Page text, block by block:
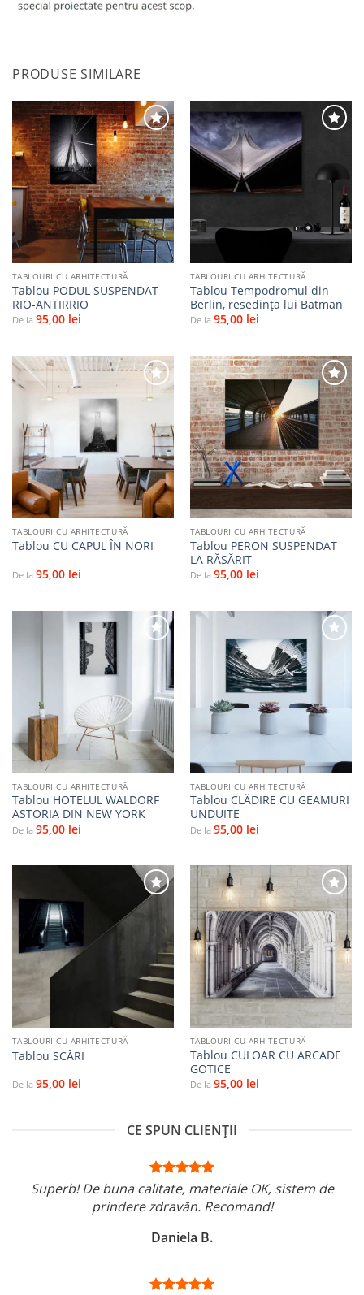
PRODUSE SIMILARE
Adaugă
la
favorite
TABLOURI CU ARHITECTURĂ
Tablou PODUL SUSPENDAT
RIO-ANTIRRIO
De la 95,00 lei
Adaugă
la
favorite
TABLOURI CU ARHITECTURĂ
Tablou Tempodromul din
Berlin, resedința lui Batman
De la 95,00 lei
Adaugă
la
favorite
TABLOURI CU ARHITECTURĂ
Tablou CU CAPUL ÎN NORI
De la 95,00 lei
Adaugă
la
favorite
TABLOURI CU ARHITECTURĂ
Tablou PERON SUSPENDAT
LA RĂSĂRIT
De la 95,00 lei
favorite
TABLOURI CU ARHITECTURĂ
Tablou HOTELUL WALDORF
ASTORIA DIN NEW YORK
De la 95,00 lei
favorite
TABLOURI CU ARHITECTURĂ
Tablou CLĂDIRE CU GEAMURI
UNDUITE
De la 95,00 lei
Adaugă
favorite
TABLOURI CU ARHITECTURĂ
Tablou SCĂRI
De la 95,00 lei
Adaugă
la
favorite
TABLOURI CU ARHITECTURĂ
Tablou CULOAR CU ARCADE
GOTICE
De la 95,00 lei
CE SPUN CLIENȚII
Superb! De buna calitate, materiale OK, sistem de
prindere zdravăn. Recomand!
Daniela B.